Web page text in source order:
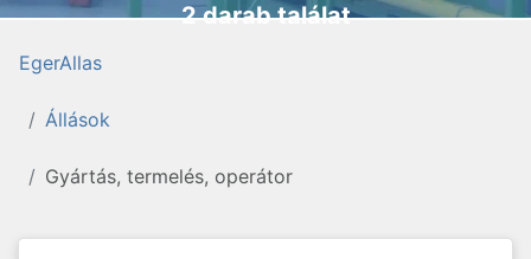
2 darab találat
EgerAllas
Állások
Gyártás, termelés, operátor